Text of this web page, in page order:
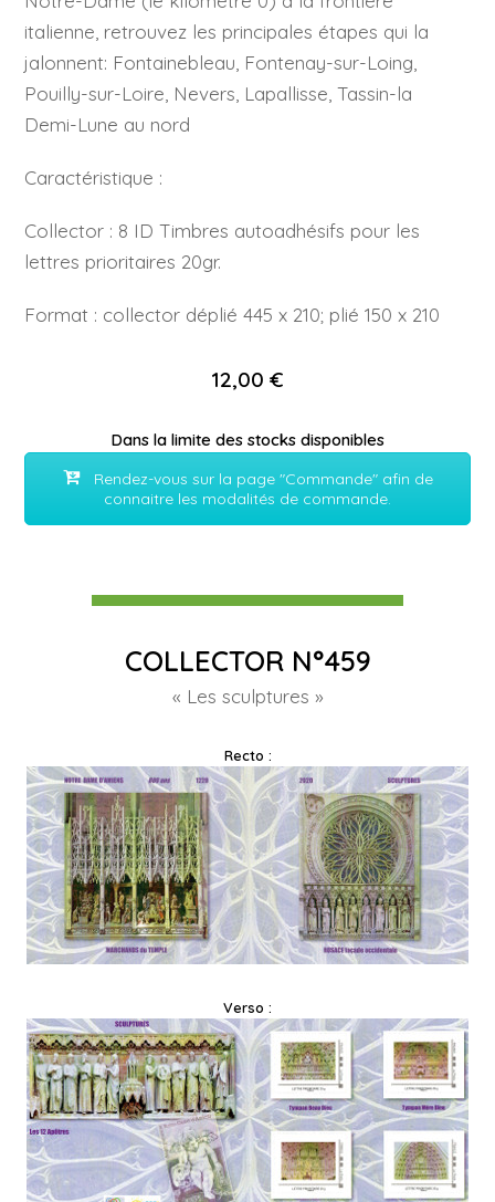
italienne, retrouvez les principales étapes qui la
jalonnent: Fontainebleau, Fontenay-sur-Loing,
Pouilly-sur-Loire, Nevers, Lapallisse, Tassin-la
Demi-Lune au nord
Caractéristique :
Collector : 8 ID Timbres autoadhésifs pour les
lettres prioritaires 20gr.
Format : collector déplié 445 x 210; plié 150 x 210
12,00 €
Dans la limite des stocks disponibles
Rendez-vous sur la page "Commande" afin de
connaitre les modalités de commande.
COLLECTOR N°459
« Les sculptures »
Recto :
Verso :